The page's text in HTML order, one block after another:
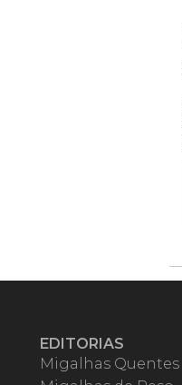
EDITORIAS
Migalhas Quentes